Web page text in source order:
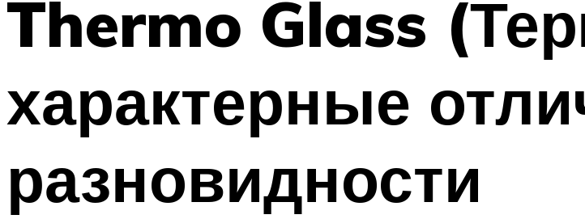
Thermo Glass
характерные
разновидности